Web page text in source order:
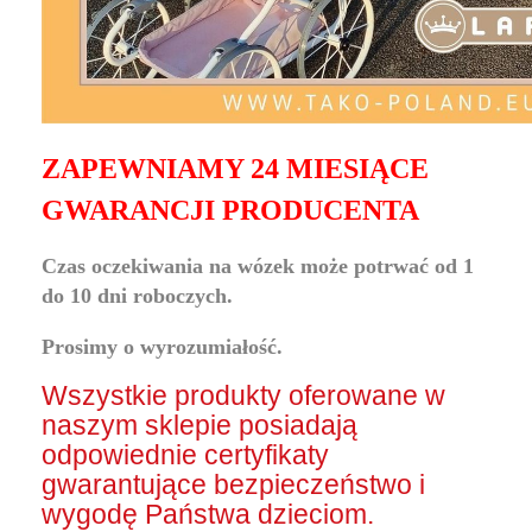
ZAPEWNIAMY 24 MIESIĄCE
GWARANCJI PRODUCENTA
Czas oczekiwania na wózek może potrwać od 1
do 10 dni roboczych.
Prosimy o wyrozumiałość.
Wszystkie produkty oferowane w
naszym sklepie posiadają
odpowiednie certyfikaty
gwarantujące bezpieczeństwo i
wygodę Państwa dzieciom.